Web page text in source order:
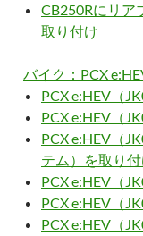
CB250Rにリア
取り付け
バイク：PCX
PCX e:HEV（
PCX e:HEV（
PCX e:HEV（
テム）を取り
PCX e:HEV（
PCX e:HEV（
PCX e:HEV（